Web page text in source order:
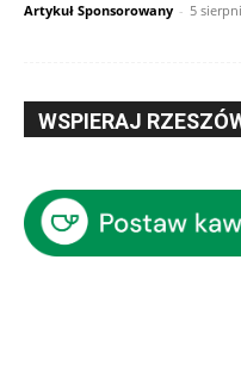
Artykuł Sponsorowany - 5
WSPIERAJ